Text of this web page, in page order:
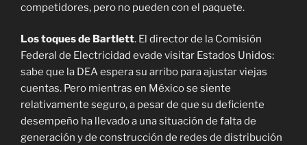
competidores, pero no pueden con el paquete.
Los toques de Bartlett. El director de la Comisión
Federal de Electricidad evade visitar Estados Unidos:
sabe que la DEA espera su arribo para ajustar viejas
cuentas. Pero mientras en México se siente
relativamente seguro, a pesar de que su deficiente
desempeño ha llevado a una situación de falta de
generación y de construcción de redes de distribución